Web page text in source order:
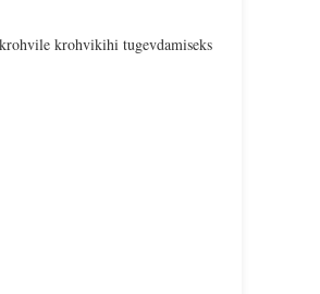
krohvikihi tugevdamiseks